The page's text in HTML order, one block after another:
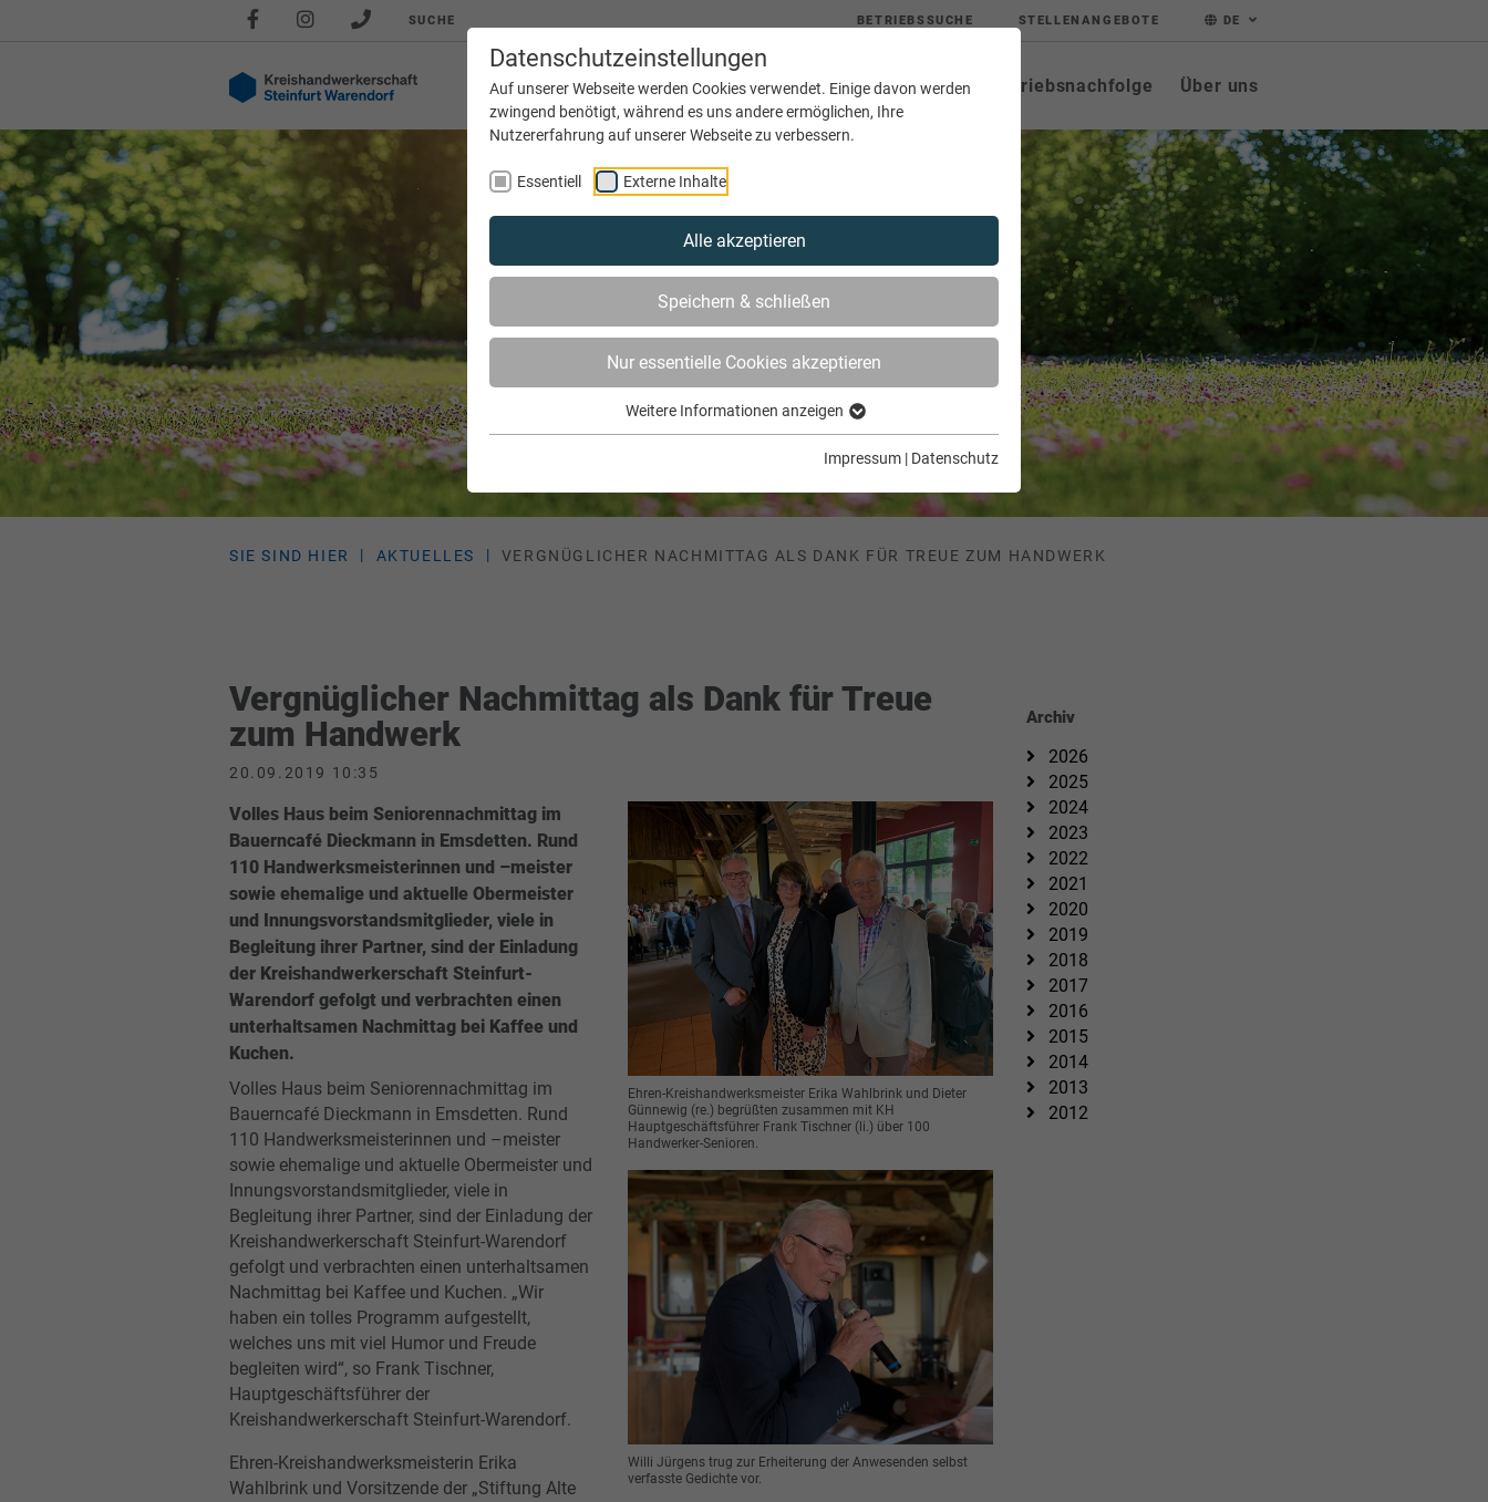
Datenschutzeinstellungen
Auf unserer Webseite werden Cookies verwendet. Einige davon werden
zwingend benötigt, während es uns andere ermöglichen, Ihre
Nutzererfahrung auf unserer Webseite zu verbessern.
Essentiell Externe Inhalte
Alle akzeptieren
Speichern & schließen
Nur essentielle Cookies akzeptieren
Weitere Informationen anzeigen
Impressum | Datenschutz
SUCHE BETRIEBSSUCHE STELLENANGEBOTE DE
Aktuelles Service Bildung Innungen Netzwerke Betriebsnachfolge Über uns
SIE SIND HIER AKTUELLES VERGNÜGLICHER NACHMITTAG ALS DANK FÜR TREUE ZUM HANDWERK
Vergnüglicher Nachmittag als Dank für Treue
zum Handwerk
20.09.2019 10:35
Volles Haus beim Seniorennachmittag im
Bauerncafé Dieckmann in Emsdetten. Rund
110 Handwerksmeisterinnen und –meister
sowie ehemalige und aktuelle Obermeister
und Innungsvorstandsmitglieder, viele in
Begleitung ihrer Partner, sind der Einladung
der Kreishandwerkerschaft Steinfurt-
Warendorf gefolgt und verbrachten einen
unterhaltsamen Nachmittag bei Kaffee und
Kuchen.
Volles Haus beim Seniorennachmittag im
Bauerncafé Dieckmann in Emsdetten. Rund
110 Handwerksmeisterinnen und –meister
sowie ehemalige und aktuelle Obermeister und
Innungsvorstandsmitglieder, viele in
Begleitung ihrer Partner, sind der Einladung der
Kreishandwerkerschaft Steinfurt-Warendorf
gefolgt und verbrachten einen unterhaltsamen
Nachmittag bei Kaffee und Kuchen. „Wir
haben ein tolles Programm aufgestellt,
welches uns mit viel Humor und Freude
begleiten wird“, so Frank Tischner,
Hauptgeschäftsführer der
Kreishandwerkerschaft Steinfurt-Warendorf.
Ehren-Kreishandwerksmeisterin Erika
Wahlbrink und Vorsitzende der „Stiftung Alte
Ehren-Kreishandwerksmeister Erika Wahlbrink und Dieter
Günnewig (re.) begrüßten zusammen mit KH
Hauptgeschäftsführer Frank Tischner (li.) über 100
Handwerker-Senioren.
Willi Jürgens trug zur Erheiterung der Anwesenden selbst
verfasste Gedichte vor.
Archiv
2026
2025
2024
2023
2022
2021
2020
2019
2018
2017
2016
2015
2014
2013
2012